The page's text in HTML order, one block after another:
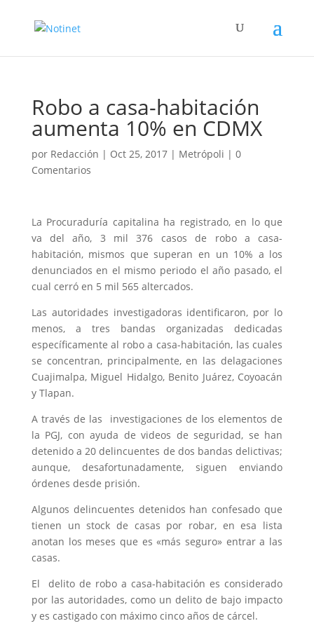
Robo a casa-habitación
aumenta 10% en CDMX
por Redacción | Oct 25, 2017| Metrópoli | 0
Comentarios
La Procuraduría capitalina ha registrado, en lo que
va del año, 3 mil 376 casos de robo a casa-
habitación, mismos que superan en un 10% a los
denunciados en el mismo periodo el año pasado, el
cual cerró en 5 mil 565 altercados.
Las autoridades investigadoras identificaron, por lo
menos, a tres bandas organizadas dedicadas
específicamente al robo a casa-habitación, las cuales
se concentran, principalmente, en las delagaciones
Cuajimalpa, Miguel Hidalgo, Benito Juárez, Coyoacán
y Tlapan.
A través de las investigaciones de los elementos de
la PGJ, con ayuda de videos de seguridad, se han
detenido a 20 delincuentes de dos bandas delictivas;
aunque, desafortunadamente, siguen enviando
órdenes desde prisión.
Algunos delincuentes detenidos han confesado que
tienen un stock de casas por robar, en esa lista
anotan los meses que es «más seguro» entrar a las
casas.
El delito de robo a casa-habitación es considerado
por las autoridades, como un delito de bajo impacto
y es castigado con máximo cinco años de cárcel.